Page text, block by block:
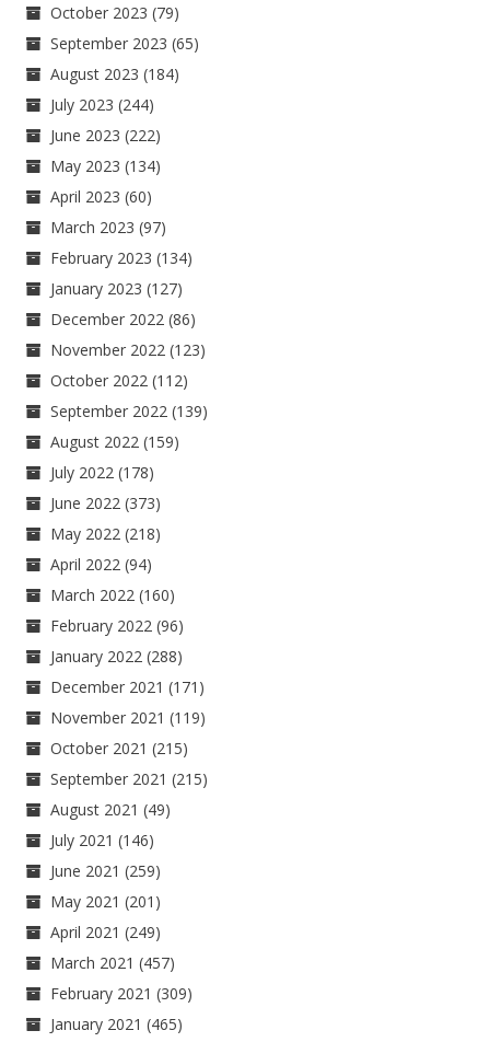
October 2023 (79)
September 2023 (65)
August 2023 (184)
July 2023 (244)
June 2023 (222)
May 2023 (134)
April 2023 (60)
March 2023 (97)
February 2023 (134)
January 2023 (127)
December 2022 (86)
November 2022 (123)
October 2022 (112)
September 2022 (139)
August 2022 (159)
July 2022 (178)
June 2022 (373)
May 2022 (218)
April 2022 (94)
March 2022 (160)
February 2022 (96)
January 2022 (288)
December 2021 (171)
November 2021 (119)
October 2021 (215)
September 2021 (215)
August 2021 (49)
July 2021 (146)
June 2021 (259)
May 2021 (201)
April 2021 (249)
March 2021 (457)
February 2021 (309)
January 2021 (465)